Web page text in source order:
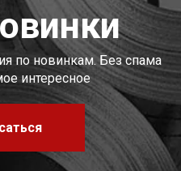
по новинкам. Без спама
интересное